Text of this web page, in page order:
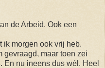
de Arbeid. Ook een
ik morgen ook vrij heb.
gevraagd, maar toen zei
En nu ineens dus wél. Heel